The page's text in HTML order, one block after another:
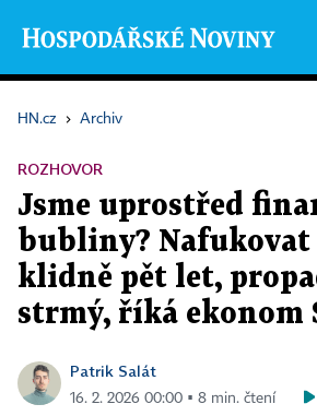
HN.cz › Archiv
ROZHOVOR
Jsme uprostřed
bubliny? Nafukovat
klidně pět let,
strmý, říká ekonom
Patrik Salát
16. 2. 2026 00:00 ▪ 8 min. čtení